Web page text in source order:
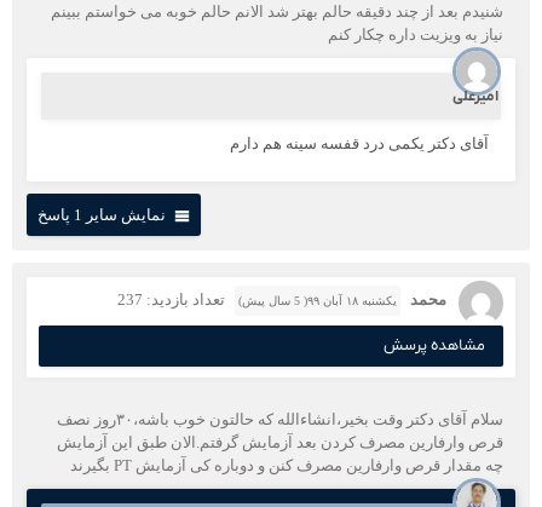
شنیدم بعد از چند دقیقه حالم بهتر شد الانم حالم خوبه می خواستم ببینم
نیاز به ویزیت داره چکار کنم
امیرعلی
آقای دکتر یکمی درد قفسه سینه هم دارم
نمایش سایر 1 پاسخ
محمد یکشنبه ۱۸ آبان ۹۹( 5 سال پیش) تعداد بازدید: 237
مشاهده پرسش
سلام آقای دکتر وقت بخیر،انشاءالله که حالتون خوب باشه،۳۰روز نصف
قرص وارفارین مصرف کردن بعد آزمایش گرفتم.الان طبق این آزمایش
چه مقدار قرص وارفارین مصرف کنن و دوباره کی آزمایش PT بگیرند